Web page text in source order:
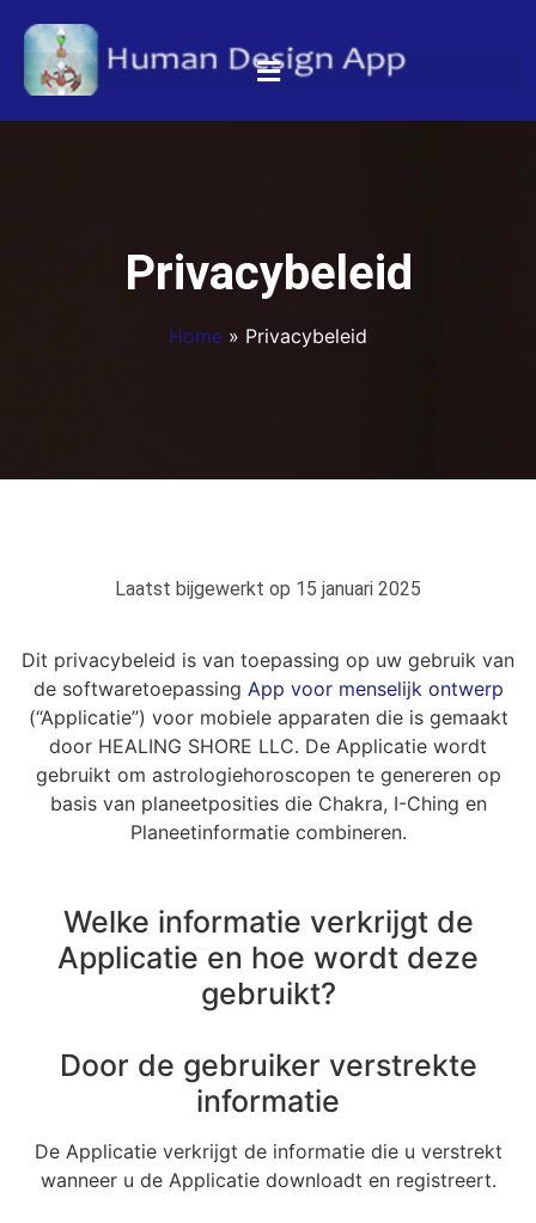
Privacybeleid
Home » Privacybeleid
Laatst bijgewerkt op 15 januari 2025
Dit privacybeleid is van toepassing op uw gebruik van
de softwaretoepassing App voor menselijk ontwerp
(“Applicatie”) voor mobiele apparaten die is gemaakt
door HEALING SHORE LLC. De Applicatie wordt
gebruikt om astrologiehoroscopen te genereren op
basis van planeetposities die Chakra, I-Ching en
Planeetinformatie combineren.
Welke informatie verkrijgt de
Applicatie en hoe wordt deze
gebruikt?
Door de gebruiker verstrekte
informatie
De Applicatie verkrijgt de informatie die u verstrekt
wanneer u de Applicatie downloadt en registreert.